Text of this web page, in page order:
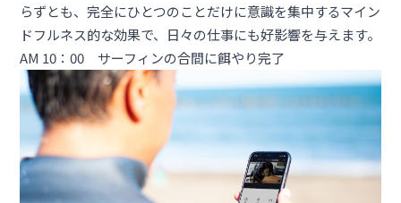
らずとも、完全にひとつのことだけに意識を集中するマイン
ドフルネス的な効果で、日々の仕事にも好影響を与えます。
AM 10：00 サーフィンの合間に餌やり完了